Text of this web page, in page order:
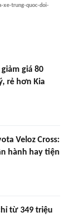
xe-trung-quoc-doi-
giá 80
rẻ hơn Kia
Veloz Cross:
hành hay tiện
từ 349 triệu